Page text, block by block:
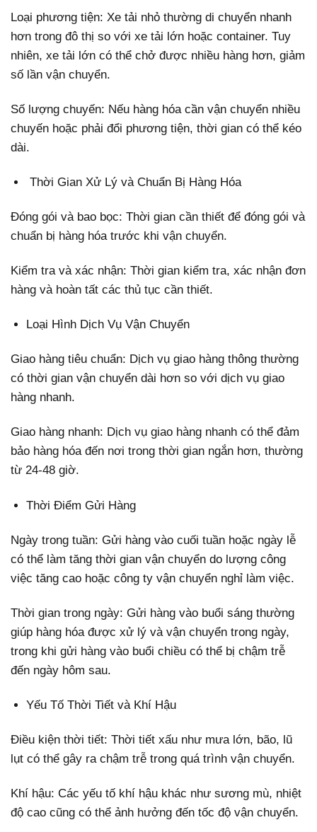
Loại phương tiện: Xe tải nhỏ thường di chuyển nhanh
hơn trong đô thị so với xe tải lớn hoặc container. Tuy
nhiên, xe tải lớn có thể chở được nhiều hàng hơn, giảm
số lần vận chuyển.
Số lượng chuyến: Nếu hàng hóa cần vận chuyển nhiều
chuyến hoặc phải đổi phương tiện, thời gian có thể kéo
dài.
Thời Gian Xử Lý và Chuẩn Bị Hàng Hóa
Đóng gói và bao bọc: Thời gian cần thiết để đóng gói và
chuẩn bị hàng hóa trước khi vận chuyển.
Kiểm tra và xác nhận: Thời gian kiểm tra, xác nhận đơn
hàng và hoàn tất các thủ tục cần thiết.
Loại Hình Dịch Vụ Vận Chuyển
Giao hàng tiêu chuẩn: Dịch vụ giao hàng thông thường
có thời gian vận chuyển dài hơn so với dịch vụ giao
hàng nhanh.
Giao hàng nhanh: Dịch vụ giao hàng nhanh có thể đảm
bảo hàng hóa đến nơi trong thời gian ngắn hơn, thường
từ 24-48 giờ.
Thời Điểm Gửi Hàng
Ngày trong tuần: Gửi hàng vào cuối tuần hoặc ngày lễ
có thể làm tăng thời gian vận chuyển do lượng công
việc tăng cao hoặc công ty vận chuyển nghỉ làm việc.
Thời gian trong ngày: Gửi hàng vào buổi sáng thường
giúp hàng hóa được xử lý và vận chuyển trong ngày,
trong khi gửi hàng vào buổi chiều có thể bị chậm trễ
đến ngày hôm sau.
Yếu Tố Thời Tiết và Khí Hậu
Điều kiện thời tiết: Thời tiết xấu như mưa lớn, bão, lũ
lụt có thể gây ra chậm trễ trong quá trình vận chuyển.
Khí hậu: Các yếu tố khí hậu khác như sương mù, nhiệt
độ cao cũng có thể ảnh hưởng đến tốc độ vận chuyển.